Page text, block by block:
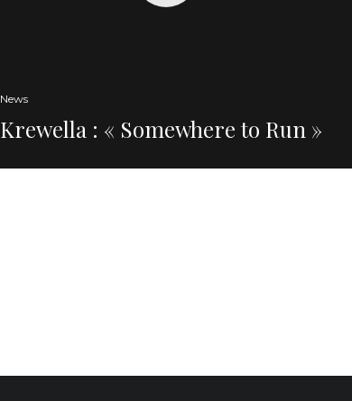
News
Krewella : « Somewhere to Run »